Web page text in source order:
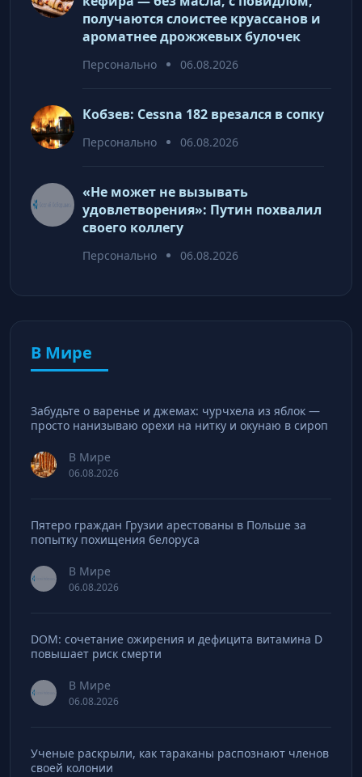
получаются слоистее круассанов и
ароматнее дрожжевых булочек
Персонально 06.08.2026
Кобзев: Cessna 182 врезался в сопку
Персонально 06.08.2026
«Не может не вызывать
удовлетворения»: Путин похвалил
своего коллегу
Персонально 06.08.2026
В Мире
Забудьте о варенье и джемах: чурчхела из яблок —
просто нанизываю орехи на нитку и окунаю в сироп
В Мире
06.08.2026
Пятеро граждан Грузии арестованы в Польше за
попытку похищения белоруса
В Мире
06.08.2026
DOM: сочетание ожирения и дефицита витамина D
повышает риск смерти
В Мире
06.08.2026
Ученые раскрыли, как тараканы распознают членов
своей колонии